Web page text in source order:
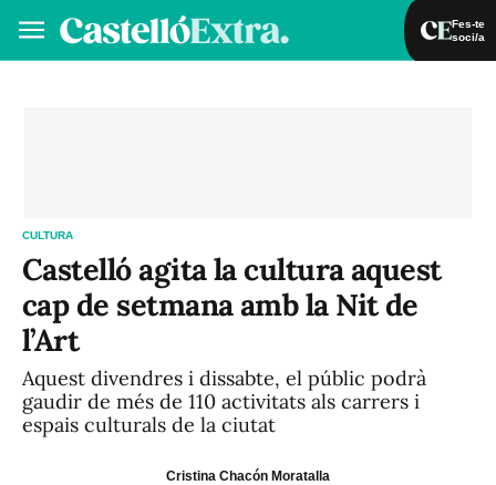
Fes-te
soci/a
CULTURA
Castelló agita la cultura aquest
cap de setmana amb la Nit de
l’Art
Aquest divendres i dissabte, el públic podrà
gaudir de més de 110 activitats als carrers i
espais culturals de la ciutat
Cristina Chacón Moratalla